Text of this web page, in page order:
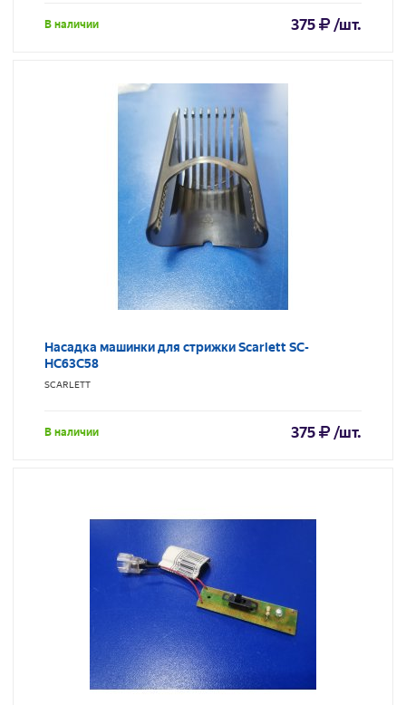
В наличии 375 /шт.
Насадка машинки для стрижки Scarlett SC-
HC63C58
SCARLETT
В наличии 375 /шт.